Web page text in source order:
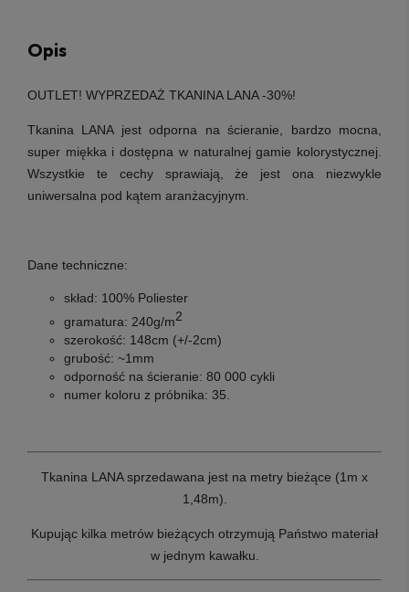
Opis
OUTLET! WYPRZEDAŻ TKANINA LANA -30%!
Tkanina LANA jest odporna na ścieranie, bardzo mocna,
super miękka i dostępna w naturalnej gamie kolorystycznej.
Wszystkie te cechy sprawiają, że jest ona niezwykle
uniwersalna pod kątem aranżacyjnym.
Dane techniczne:
skład: 100% Poliester
gramatura: 240g/m2
szerokość: 148cm (+/-2cm)
grubość: ~1mm
odporność na ścieranie: 80 000 cykli
numer koloru z próbnika: 35.
Tkanina LANA sprzedawana jest na metry bieżące (1m x
1,48m).
Kupując kilka metrów bieżących otrzymują Państwo materiał
w jednym kawałku.